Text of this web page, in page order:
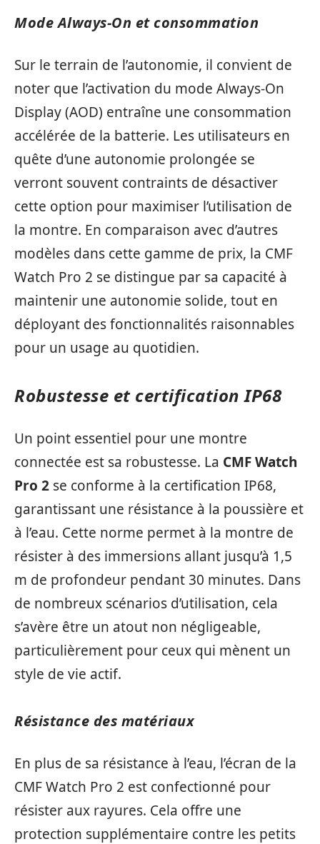
Mode Always-On et consommation
Sur le terrain de l’autonomie, il convient de
noter que l’activation du mode Always-On
Display (AOD) entraîne une consommation
accélérée de la batterie. Les utilisateurs en
quête d’une autonomie prolongée se
verront souvent contraints de désactiver
cette option pour maximiser l’utilisation de
la montre. En comparaison avec d’autres
modèles dans cette gamme de prix, la CMF
Watch Pro 2 se distingue par sa capacité à
maintenir une autonomie solide, tout en
déployant des fonctionnalités raisonnables
pour un usage au quotidien.
Robustesse et certification IP68
Un point essentiel pour une montre
connectée est sa robustesse. La CMF Watch
Pro 2 se conforme à la certification IP68,
garantissant une résistance à la poussière et
à l’eau. Cette norme permet à la montre de
résister à des immersions allant jusqu’à 1,5
m de profondeur pendant 30 minutes. Dans
de nombreux scénarios d’utilisation, cela
s’avère être un atout non négligeable,
particulièrement pour ceux qui mènent un
style de vie actif.
Résistance des matériaux
En plus de sa résistance à l’eau, l’écran de la
CMF Watch Pro 2 est confectionné pour
résister aux rayures. Cela offre une
protection supplémentaire contre les petits